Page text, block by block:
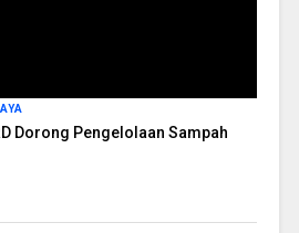
Dorong Pengelolaan Sampah